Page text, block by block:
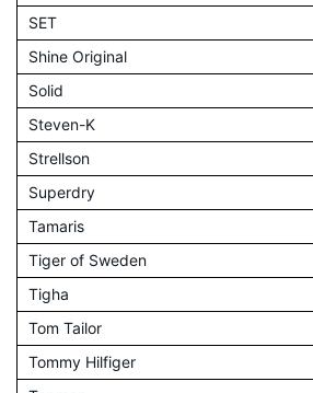
SET
Shine Original
Solid
Steven-K
Strellson
Superdry
Tamaris
Tiger of Sweden
Tigha
Tom Tailor
Tommy Hilfiger